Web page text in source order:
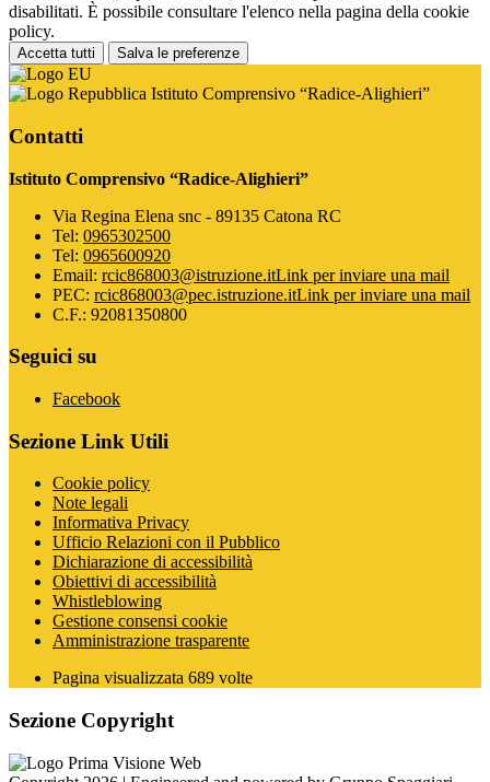
disabilitati. È possibile consultare l'elenco nella pagina della cookie
policy.
Accetta tutti Salva le preferenze
Istituto Comprensivo “Radice-Alighieri”
Contatti
Istituto Comprensivo “Radice-Alighieri”
Via Regina Elena snc - 89135 Catona RC
Tel: 0965302500
Tel: 0965600920
Email: rcic868003@istruzione.itLink per inviare una mail
PEC: rcic868003@pec.istruzione.itLink per inviare una mail
C.F.: 92081350800
Seguici su
Facebook
Sezione Link Utili
Cookie policy
Note legali
Informativa Privacy
Ufficio Relazioni con il Pubblico
Dichiarazione di accessibilità
Obiettivi di accessibilità
Whistleblowing
Gestione consensi cookie
Amministrazione trasparente
Pagina visualizzata 689 volte
Sezione Copyright